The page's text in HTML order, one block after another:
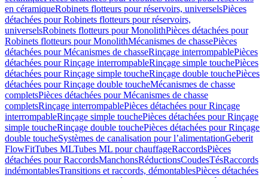
en céramiqueRobinets flotteurs pour réservoirs, universelsPièces
détachées pour Robinets flotteurs pour réservoirs,
universelsRobinets flotteurs pour MonolithPièces détachées pour
Robinets flotteurs pour MonolithMécanismes de chassePièces
détachées pour Mécanismes de chasseRinçage interrompablePièces
détachées pour Rinçage interrompableRinçage simple touchePièces
détachées pour Rinçage simple toucheRinçage double touchePièces
détachées pour Rinçage double toucheMécanismes de chasse
completsPièces détachées pour Mécanismes de chasse
completsRinçage interrompablePièces détachées pour Rinçage
interrompableRinçage simple touchePièces détachées pour Rinçage
simple toucheRinçage double touchePièces détachées pour Rinçage
double toucheSystèmes de canalisation pour l’alimentationGeberit
FlowFitTubes MLTubes ML pour chauffageRaccordsPièces
détachées pour RaccordsManchonsRéductionsCoudesTésRaccords
indémontablesTransitions et raccords, démontablesPièces détachées